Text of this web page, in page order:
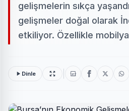
gelişmelerin sıkça
gelişmeler doğal olarak
etkiliyor. Özellikle
Dinle